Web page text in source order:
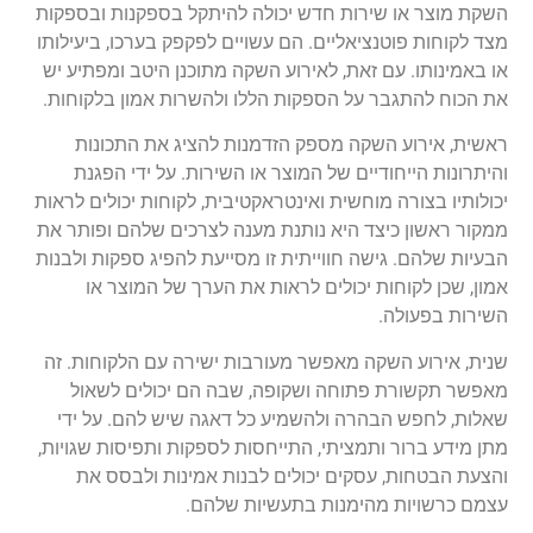
השקת מוצר או שירות חדש יכולה להיתקל בספקנות ובספקות
מצד לקוחות פוטנציאליים. הם עשויים לפקפק בערכו, ביעילותו
או באמינותו. עם זאת, לאירוע השקה מתוכנן היטב ומפתיע יש
את הכוח להתגבר על הספקות הללו ולהשרות אמון בלקוחות.
ראשית, אירוע השקה מספק הזדמנות להציג את התכונות
והיתרונות הייחודיים של המוצר או השירות. על ידי הפגנת
יכולותיו בצורה מוחשית ואינטראקטיבית, לקוחות יכולים לראות
ממקור ראשון כיצד היא נותנת מענה לצרכים שלהם ופותר את
הבעיות שלהם. גישה חווייתית זו מסייעת להפיג ספקות ולבנות
אמון, שכן לקוחות יכולים לראות את הערך של המוצר או
השירות בפעולה.
שנית, אירוע השקה מאפשר מעורבות ישירה עם הלקוחות. זה
מאפשר תקשורת פתוחה ושקופה, שבה הם יכולים לשאול
שאלות, לחפש הבהרה ולהשמיע כל דאגה שיש להם. על ידי
מתן מידע ברור ותמציתי, התייחסות לספקות ותפיסות שגויות,
והצעת הבטחות, עסקים יכולים לבנות אמינות ולבסס את
עצמם כרשויות מהימנות בתעשיות שלהם.